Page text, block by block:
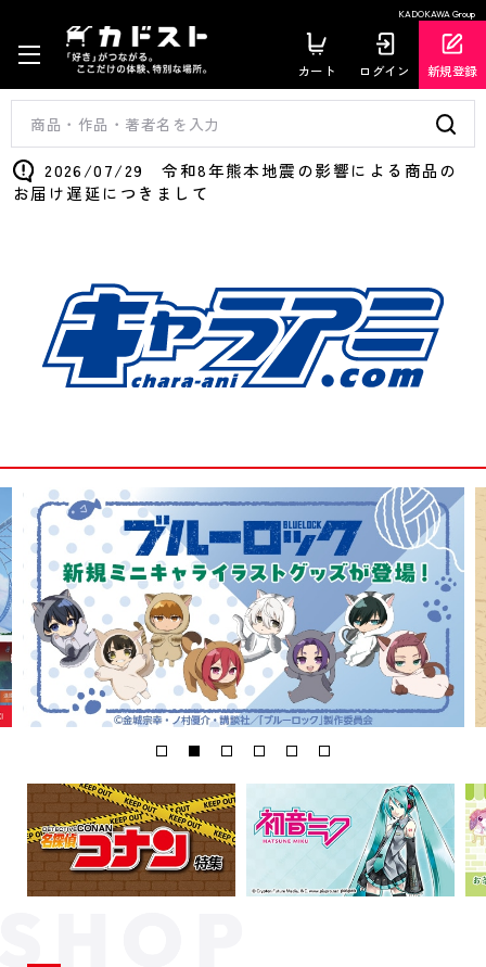
KADOKAWA Group
カート ログイン 新規登録
2026/07/29 令和8年熊本地震の影響による商品の
お届け遅延につきまして